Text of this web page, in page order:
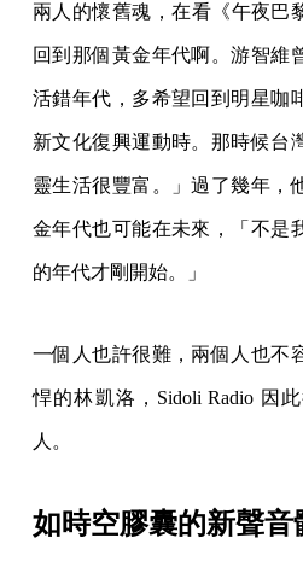
兩人的懷舊魂，在看《午夜
回到那個黃金年代啊。游智維
活錯年代，多希望回到明星咖
新文化復興運動時。那時候台
靈生活很豐富。」過了幾年，
金年代也可能在未來，「不是
的年代才剛開始。」
一個人也許很難，兩個人也不
悍的林凱洛，Sidoli Radio 因
人。
如時空膠囊的新聲音